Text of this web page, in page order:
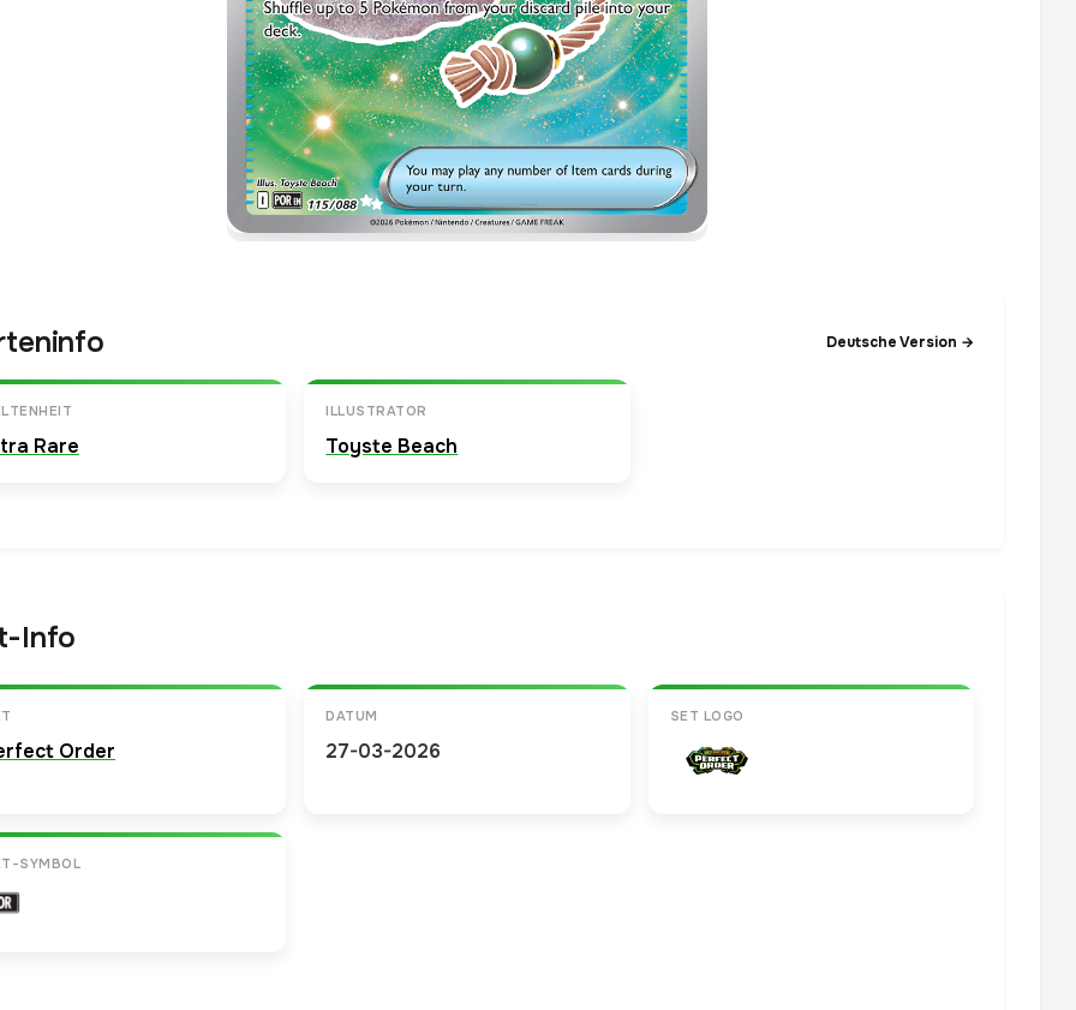
Deutsche Version →
Rare
ILLUSTRATOR
Toyste Beach
Info
Order
DATUM
27-03-2026
SET LOGO
SYMBOL